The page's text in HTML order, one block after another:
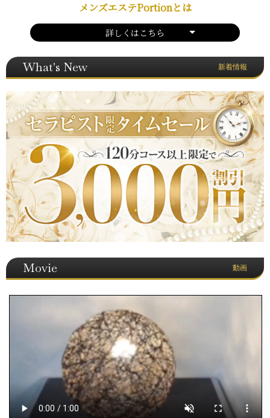
メンズエステPortionとは
詳しくはこちら
What's New 新着情報
Movie 動画